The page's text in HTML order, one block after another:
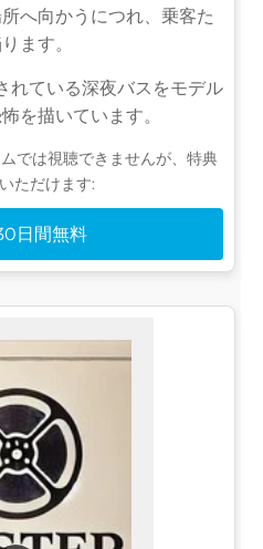
へ向かうにつれ、乗客た
ます。
れている深夜バスをモデル
を描いています。
では視聴できませんが、特典
ただけます:
日間無料